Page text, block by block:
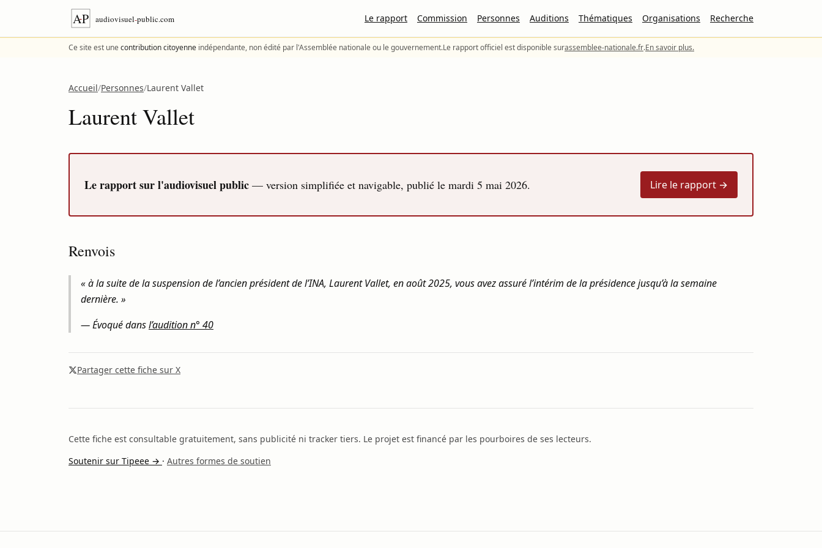
Aller au contenu
Le rapport Commission Personnes Auditions Thématiques Organisations Recherche
Ce site est unecontribution citoyenne indépendante, non édité par l'Assemblée nationale ou le gouvernement.Le rapport officiel est disponible surassemblee-nationale.fr.En savoir plus.
Accueil/Personnes/Laurent Vallet
Laurent Vallet
Le rapport sur l'audiovisuel public — version simplifiée et navigable, publié le mardi 5 mai 2026. Lire le rapport →
Renvois
« à la suite de la suspension de l’ancien président de l’INA, Laurent Vallet, en août 2025, vous avez assuré l’intérim de la présidence jusqu’à la semaine
dernière. »
— Évoqué dansl’audition n° 40
Partager cette fiche sur X
Cette fiche est consultable gratuitement, sans publicité ni tracker tiers. Le projet est financé par les pourboires de ses lecteurs.
Soutenir sur Tipeee → · Autres formes de soutien